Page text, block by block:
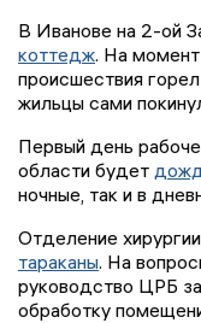
В Иванове на 2-ой
коттедж. На момент
происшествия
жильцы сами
Первый день
области будет
ночные, так и в
Отделение
тараканы. На
руководство ЦРБ
обработку